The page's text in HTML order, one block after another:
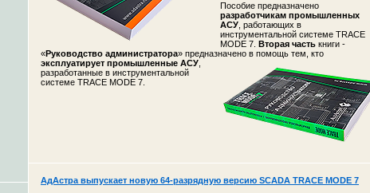
Пособие предназначено
разработчикам промышленных
АСУ , работающих в
инструментальной системе TRACE
MODE 7. Вторая часть книги -
«Руководство администратора» предназначено в помощь тем, кто
эксплуатирует промышленные АСУ
разработанные в инструментальной
системе TRACE MODE 7.
АдАстра выпускает новую 64-разрядную версию SCADA TRACE MODE 7